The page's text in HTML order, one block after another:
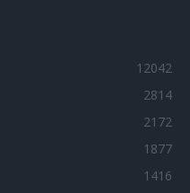
12042
2814
2172
1877
1416